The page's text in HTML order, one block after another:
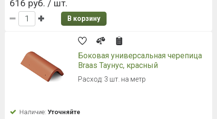
66 руб. / шт.
В корзину
Противоветровой зажим для
плоской минеральной черепицы
(жесткий захват)
Наличие: Уточняйте